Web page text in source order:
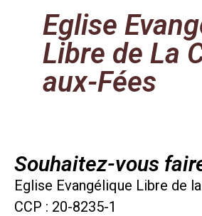
Eglise
Libre de La
aux-Fées
Souhaitez-vous
Eglise Evangélique Libre de
CCP : 20-8235-1